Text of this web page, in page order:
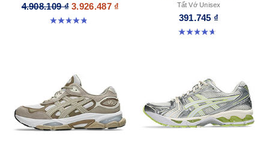
4.908.109 ₫ 3.926.487 ₫
4.8 trong số 5 sao. 36 đánh giá
Tất Vớ Unisex
391.745 ₫
4.6 trong số 5 sao. 57 đánh giá